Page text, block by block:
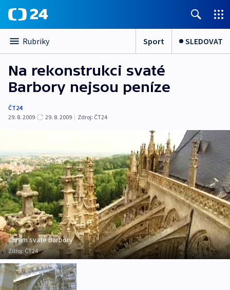
Rubriky Sport SLEDOVAT
Na rekonstrukci svaté
Barbory nejsou peníze
ČT24
29. 8. 2009
29. 8. 2009 | Zdroj: ČT24
Chrám svaté Barbory
Zdroj:ČT24